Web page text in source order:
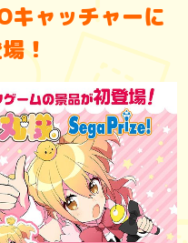
キャッチャーに
！